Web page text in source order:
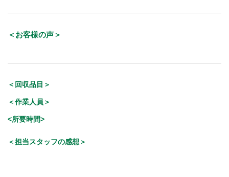
＜お客様の声＞
＜回収品目＞
＜作業人員＞
<所要時間>
＜担当スタッフの感想＞